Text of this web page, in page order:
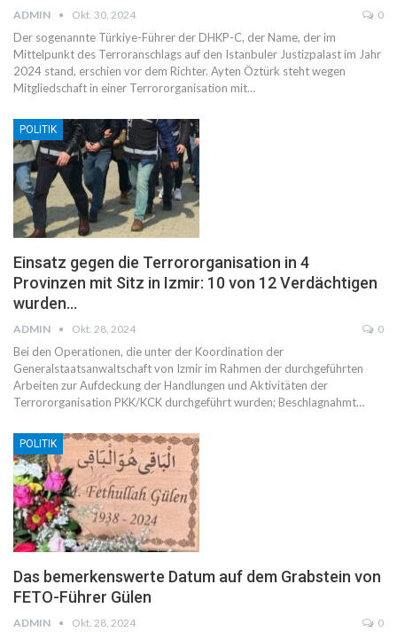
ADMIN Okt. 30, 2024 0
Der sogenannte Türkiye-Führer der DHKP-C, der Name, der im
Mittelpunkt des Terroranschlags auf den Istanbuler Justizpalast im Jahr
2024 stand, erschien vor dem Richter. Ayten Öztürk steht wegen
Mitgliedschaft in einer Terrororganisation mit…
POLITIK
Einsatz gegen die Terrororganisation in 4
Provinzen mit Sitz in Izmir: 10 von 12 Verdächtigen
wurden…
ADMIN Okt. 28, 2024 0
Bei den Operationen, die unter der Koordination der
Generalstaatsanwaltschaft von Izmir im Rahmen der durchgeführten
Arbeiten zur Aufdeckung der Handlungen und Aktivitäten der
Terrororganisation PKK/KCK durchgeführt wurden; Beschlagnahmt…
POLITIK
Das bemerkenswerte Datum auf dem Grabstein von
FETO-Führer Gülen
ADMIN Okt. 28, 2024 0